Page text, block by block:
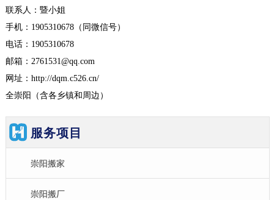
联系人：暨小姐
手机：1905310678（同微信号）
电话：1905310678
邮箱：2761531@qq.com
网址：http://dqm.c526.cn/
全崇阳（含各乡镇和周边）
服务项目
崇阳搬家
崇阳搬厂